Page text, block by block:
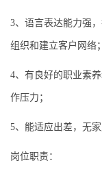
3、语言表达能力强
组织和建立客户网络；
4、有良好的职业素
作压力；
5、能适应出差，无家
岗位职责：